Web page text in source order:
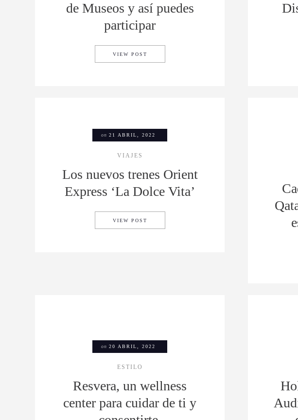
de Museos y así puedes
participar
VIEW POST LA CDMX LANZA EL RALLY DE MUSEOS Y ASÍ
on 21 ABRIL, 2022
VIAJES
Los nuevos trenes Orient
Express ‘La Dolce Vita’
VIEW POST LOS NUEVOS TRENES ORIENT EXPRESS ‘LA
on 20 ABRIL, 2022
ESTILO
Resvera, un wellness
center para cuidar de ti y